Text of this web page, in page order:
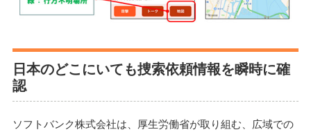
日本のどこにいても捜索依頼情報を瞬時に確
認
ソフトバンク株式会社は、厚生労働省が取り組む、広域での